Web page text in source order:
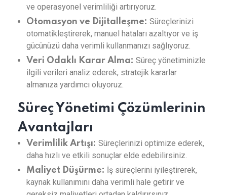
ve operasyonel verimliliği artırıyoruz.
Otomasyon ve Dijitalleşme: Süreçlerinizi
otomatikleştirerek, manuel hataları azaltıyor ve iş
gücünüzü daha verimli kullanmanızı sağlıyoruz.
Veri Odaklı Karar Alma: Süreç yönetiminizle
ilgili verileri analiz ederek, stratejik kararlar
almanıza yardımcı oluyoruz.
Süreç Yönetimi Çözümlerinin
Avantajları
Verimlilik Artışı: Süreçlerinizi optimize ederek,
daha hızlı ve etkili sonuçlar elde edebilirsiniz.
Maliyet Düşürme: İş süreçlerini iyileştirerek,
kaynak kullanımını daha verimli hale getirir ve